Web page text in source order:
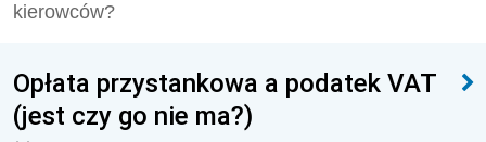
kierowców?
Opłata przystankowa a podatek VAT
(jest czy go nie ma?)